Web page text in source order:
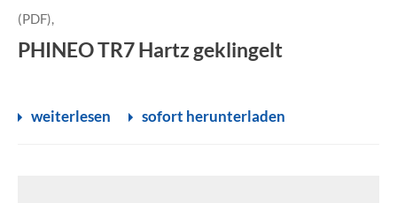
(PDF),
PHINEO TR7 Hartz geklingelt
weiterlesen sofort herunterladen